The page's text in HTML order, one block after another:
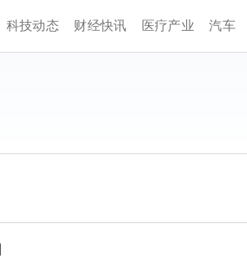
科技动态 财经快讯 医疗产业 汽车